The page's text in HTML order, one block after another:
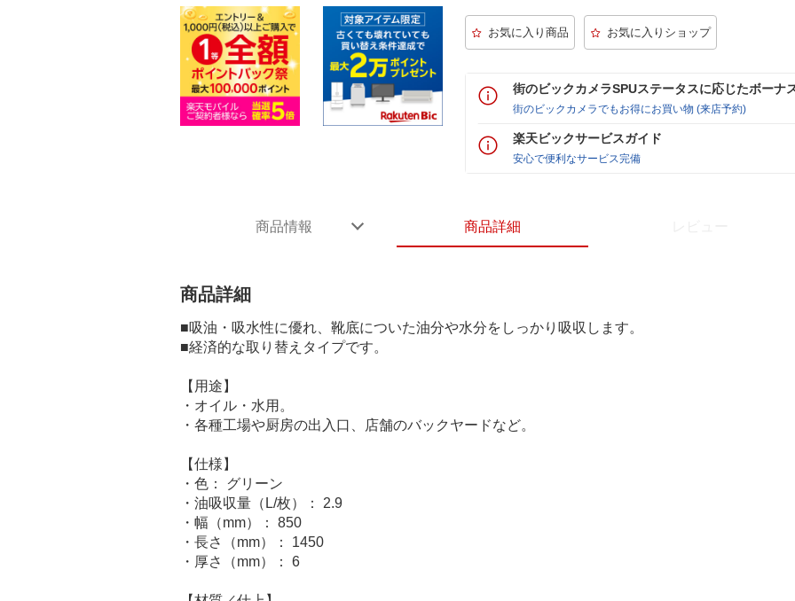
街のビックカメラSPUステータスに応じたボーナ
街のビックカメラでもお得にお買い物 (来店予約)
楽天ビックサービスガイド
安心で便利なサービス完備
商品情報 商品詳細
商品詳細
■吸油・吸水性に優れ、靴底についた油分や水分をしっかり吸収します。
■経済的な取り替えタイプです。
【用途】
・オイル・水用。
・各種工場や厨房の出入口、店舗のバックヤードなど。
【仕様】
・色： グリーン
・油吸収量（L/枚）： 2.9
・幅（mm）： 850
・長さ（mm）： 1450
・厚さ（mm）： 6